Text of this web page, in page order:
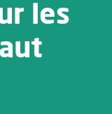
les